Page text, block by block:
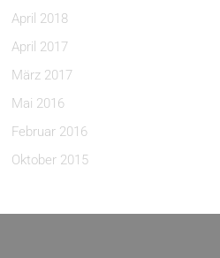
April 2018
April 2017
März 2017
Mai 2016
Februar 2016
Oktober 2015